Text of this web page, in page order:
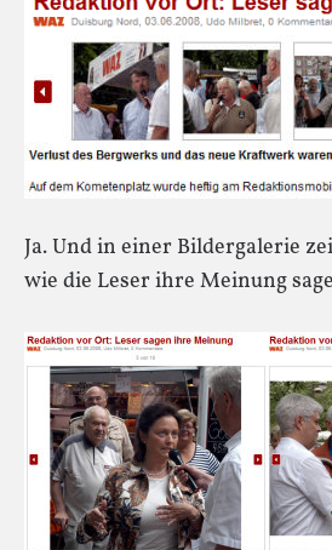
Ja. Und in einer Bildergalerie
wie die Leser ihre Meinung